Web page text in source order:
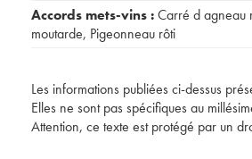
Accords mets-vins :Carré d agneau
moutarde, Pigeonneau rôti
Les informations publiées ci-dessus
Elles ne sont pas spécifiques au
Attention, ce texte est protégé par un